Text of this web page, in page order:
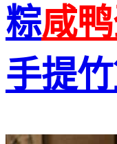
粽咸
手提